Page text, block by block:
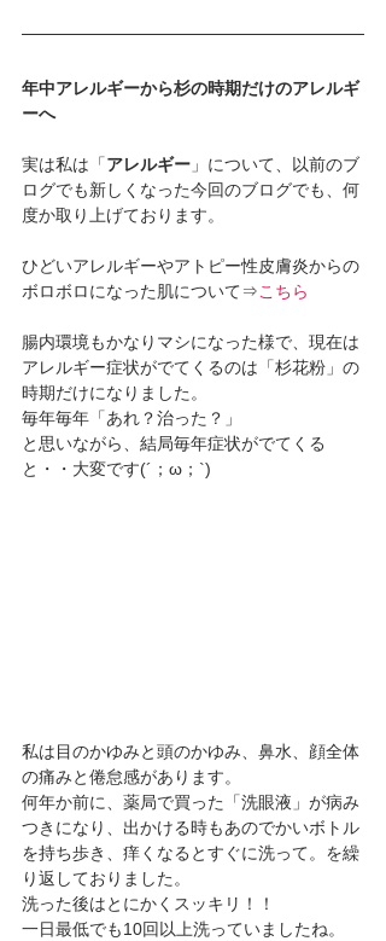
年中アレルギーから杉の時期だけのアレルギ
ーへ
実は私は「アレルギー 」について、以前のブ
ログでも新しくなった今回のブログでも、何
度か取り上げております。
ひどいアレルギーやアトピー性皮膚炎からの
ボロボロになった肌について⇒こちら
腸内環境もかなりマシになった様で、現在は
アレルギー症状がでてくるのは「杉花粉」の
時期だけになりました。
毎年毎年「あれ？治った？」
と思いながら、結局毎年症状がでてくる
と・・大変です(´；ω；`)
私は目のかゆみと頭のかゆみ、鼻水、顔全体
の痛みと倦怠感があります。
何年か前に、薬局で買った「洗眼液」が病み
つきになり、出かける時もあのでかいボトル
を持ち歩き、痒くなるとすぐに洗って。を繰
り返しておりました。
洗った後はとにかくスッキリ！！
一日最低でも10回以上洗っていましたね。